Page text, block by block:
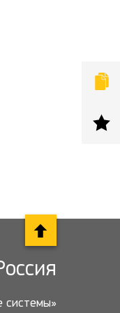
системы»